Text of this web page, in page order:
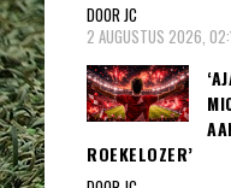
DOOR JC
2 AUGUSTUS 2026,
ROEKELOZER’